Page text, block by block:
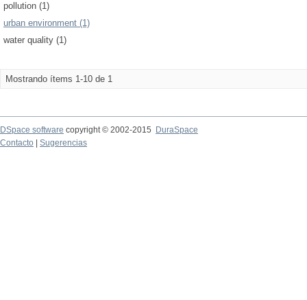
pollution (1)
urban environment (1)
water quality (1)
Mostrando ítems 1-10 de 1
DSpace software copyright © 2002-2015
DuraSpace
Contacto
Sugerencias